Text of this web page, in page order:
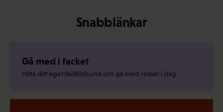
Snabblänkar
Gå med i facket
Hitta ditt eget fackförbund och gå med redan i dag.